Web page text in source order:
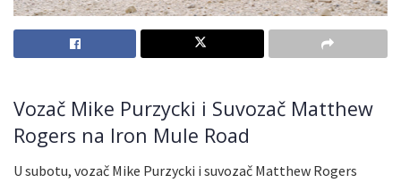
Vozač Mike Purzycki i Suvozač Matthew
Rogers na Iron Mule Road
U subotu, vozač Mike Purzycki i suvozač Matthew Rogers